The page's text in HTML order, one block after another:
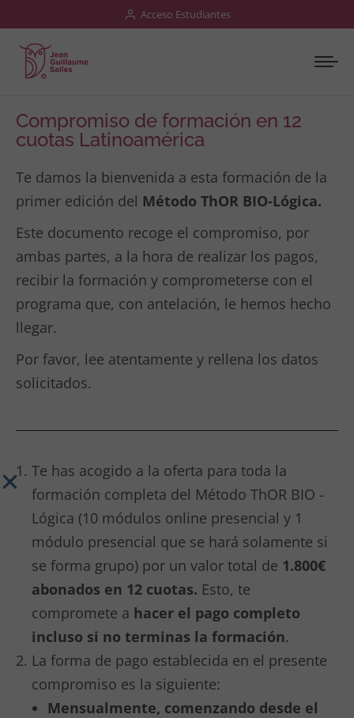
Acceso Estudiantes
Compromiso de formación en 12
cuotas Latinoamérica
Te damos la bienvenida a esta formación de la
primer edición del Método ThOR BIO-Lógica.
Este documento recoge el compromiso, por
ambas partes, a la hora de realizar los pagos,
recibir la formación y comprometerse con el
programa que, con antelación, le hemos hecho
llegar.
Por favor, lee atentamente y rellena los datos
solicitados.
Te has acogido a la oferta para toda la
formación completa del Método ThOR BIO -
Lógica (10 módulos online presencial y 1
módulo presencial que se hará solamente si
se forma grupo) por un valor total de 1.800€
abonados en 12 cuotas. Esto, te
compromete a hacer el pago completo
incluso si no terminas la formación.
La forma de pago establecida en el presente
compromiso es la siguiente:
Mensualmente, comenzando desde el